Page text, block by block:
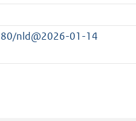
nld@2026-01-14